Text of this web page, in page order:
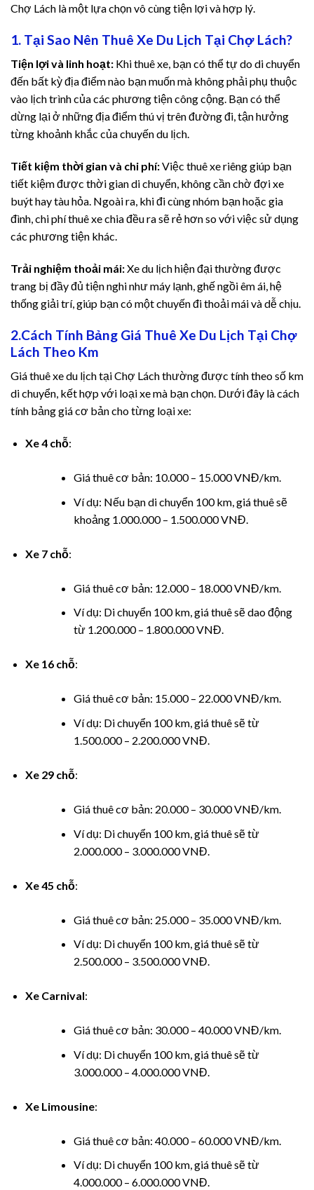
al
al
Chợ Lách là một lựa chọn vô cùng tiện lợi và hợp lý.
1. Tại Sao Nên Thuê Xe Du Lịch Tại Chợ Lách?
Tiện lợi và linh hoạt: Khi thuê xe, bạn có thể tự do di chuyển
đến bất kỳ địa điểm nào bạn muốn mà không phải phụ thuộc
vào lịch trình của các phương tiện công cộng. Bạn có thể
dừng lại ở những địa điểm thú vị trên đường đi, tận hưởng
từng khoảnh khắc của chuyến du lịch.
Tiết kiệm thời gian và chi phí:Việc thuê xe riêng giúp bạn
tiết kiệm được thời gian di chuyển, không cần chờ đợi xe
buýt hay tàu hỏa. Ngoài ra, khi đi cùng nhóm bạn hoặc gia
đình, chi phí thuê xe chia đều ra sẽ rẻ hơn so với việc sử dụng
các phương tiện khác.
Trải nghiệm thoải mái:Xe du lịch hiện đại thường được
trang bị đầy đủ tiện nghi như máy lạnh, ghế ngồi êm ái, hệ
thống giải trí, giúp bạn có một chuyến đi thoải mái và dễ chịu.
2.Cách Tính Bảng Giá Thuê Xe Du Lịch Tại Chợ
Lách Theo Km
Giá thuê xe du lịch tại Chợ Lách thường được tính theo số km
di chuyển, kết hợp với loại xe mà bạn chọn. Dưới đây là cách
tính bảng giá cơ bản cho từng loại xe:
Xe 4 chỗ:
Giá thuê cơ bản: 10.000 – 15.000 VNĐ/km.
Ví dụ: Nếu bạn di chuyển 100 km, giá thuê sẽ
khoảng 1.000.000 – 1.500.000 VNĐ.
Xe 7 chỗ:
Giá thuê cơ bản: 12.000 – 18.000 VNĐ/km.
Ví dụ: Di chuyển 100 km, giá thuê sẽ dao động
từ 1.200.000 – 1.800.000 VNĐ.
Xe 16 chỗ:
Giá thuê cơ bản: 15.000 – 22.000 VNĐ/km.
Ví dụ: Di chuyển 100 km, giá thuê sẽ từ
1.500.000 – 2.200.000 VNĐ.
Xe 29 chỗ:
Giá thuê cơ bản: 20.000 – 30.000 VNĐ/km.
Ví dụ: Di chuyển 100 km, giá thuê sẽ từ
2.000.000 – 3.000.000 VNĐ.
Xe 45 chỗ:
Giá thuê cơ bản: 25.000 – 35.000 VNĐ/km.
Ví dụ: Di chuyển 100 km, giá thuê sẽ từ
2.500.000 – 3.500.000 VNĐ.
Xe Carnival:
Giá thuê cơ bản: 30.000 – 40.000 VNĐ/km.
Ví dụ: Di chuyển 100 km, giá thuê sẽ từ
3.000.000 – 4.000.000 VNĐ.
Xe Limousine:
Giá thuê cơ bản: 40.000 – 60.000 VNĐ/km.
Ví dụ: Di chuyển 100 km, giá thuê sẽ từ
4.000.000 – 6.000.000 VNĐ.